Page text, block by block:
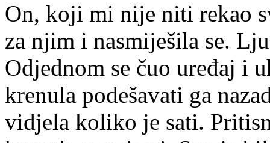
On, koji mi nije niti rekao
za njim i nasmiješila se.
Odjednom se čuo uređaj i
krenula podešavati ga
vidjela koliko je sati.